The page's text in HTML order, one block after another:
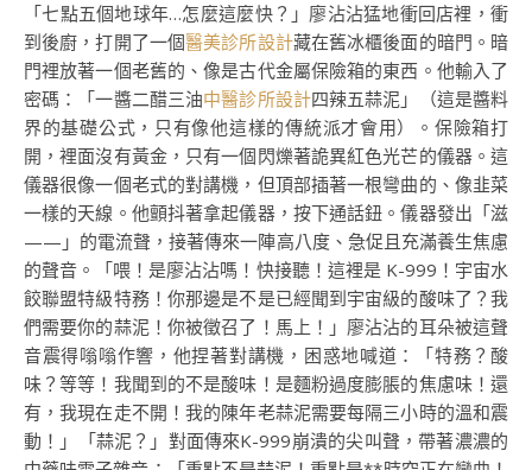
「七點五個地球年…怎麼這麼快？」廖沾沾猛地衝回店裡，衝
到後廚，打開了一個醫美診所設計藏在舊冰櫃後面的暗門。暗
門裡放著一個老舊的、像是古代金屬保險箱的東西。他輸入了
密碼：「一醬二醋三油中醫診所設計四辣五蒜泥」（這是醬料
界的基礎公式，只有像他這樣的傳統派才會用）。保險箱打
開，裡面沒有黃金，只有一個閃爍著詭異紅色光芒的儀器。這
儀器很像一個老式的對講機，但頂部插著一根彎曲的、像韭菜
一樣的天線。他顫抖著拿起儀器，按下通話鈕。儀器發出「滋
——」的電流聲，接著傳來一陣高八度、急促且充滿養生焦慮
的聲音。「喂！是廖沾沾嗎！快接聽！這裡是 K-999！宇宙水
餃聯盟特級特務！你那邊是不是已經聞到宇宙級的酸味了？我
們需要你的蒜泥！你被徵召了！馬上！」廖沾沾的耳朵被這聲
音震得嗡嗡作響，他捏著對講機，困惑地喊道：「特務？酸
味？等等！我聞到的不是酸味！是麵粉過度膨脹的焦慮味！還
有，我現在走不開！我的陳年老蒜泥需要每隔三小時的溫和震
動！」「蒜泥？」對面傳來K-999崩潰的尖叫聲，帶著濃濃的